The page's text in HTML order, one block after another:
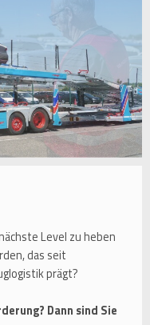
Level zu heben
das seit
prägt?
Dann sind Sie